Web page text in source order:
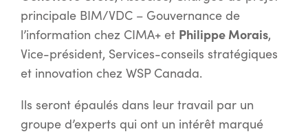
principale BIM/VDC – Gouvernance de
l’information chez CIMA+ et Philippe Morais,
Vice-président, Services-conseils stratégiques
et innovation chez WSP Canada.
Ils seront épaulés dans leur travail par un
groupe d’experts qui ont un intérêt marqué